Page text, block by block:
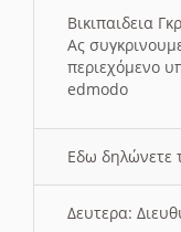
Βικιπαιδεια
Ας
περιεχόμενο
edmodo
Εδω δηλώνετε
Δευτερα: